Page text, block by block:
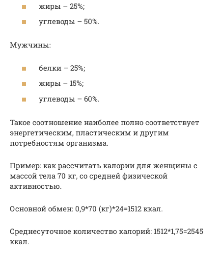
жиры – 25%;
углеводы – 50%.
Мужчины:
белки – 25%;
жиры – 15%;
углеводы – 60%.
Такое соотношение наиболее полно соответствует
энергетическим, пластическим и другим
потребностям организма.
Пример: как рассчитать калории для женщины с
массой тела 70 кг, со средней физической
активностью.
Основной обмен: 0,9*70 (кг)*24=1512 ккал.
Среднесуточное количество калорий: 1512*1,75=2545
ккал.